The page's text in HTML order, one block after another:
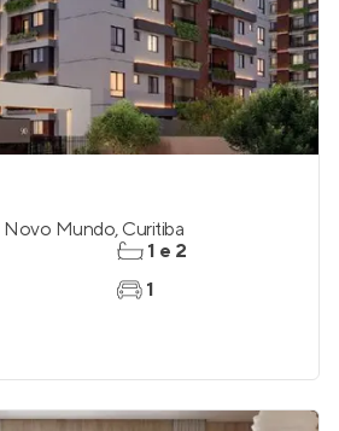
Novo Mundo, Curitiba
1 e 2
1